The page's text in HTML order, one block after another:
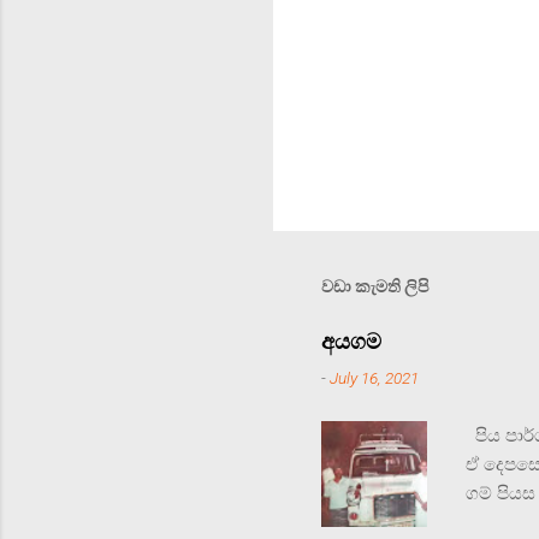
වඩා කැමති ලිපි
අයගම
-July 16, 2021
පිය
ඒ
ගම් පියස